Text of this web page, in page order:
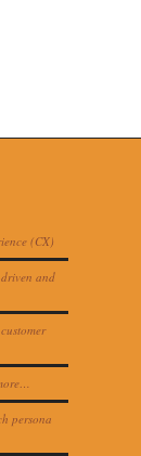
(CX)
and
persona